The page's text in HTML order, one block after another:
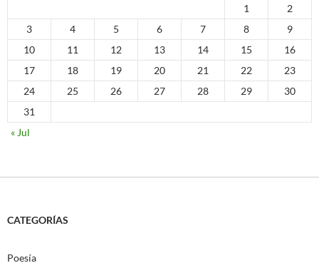
1
2
3
4 5 6 7 8
9
10
11 12 13 14 15
16
17
18 19 20 21 22
23
24
25 26 27 28 29
30
31
« Jul
CATEGORÍAS
Poesía